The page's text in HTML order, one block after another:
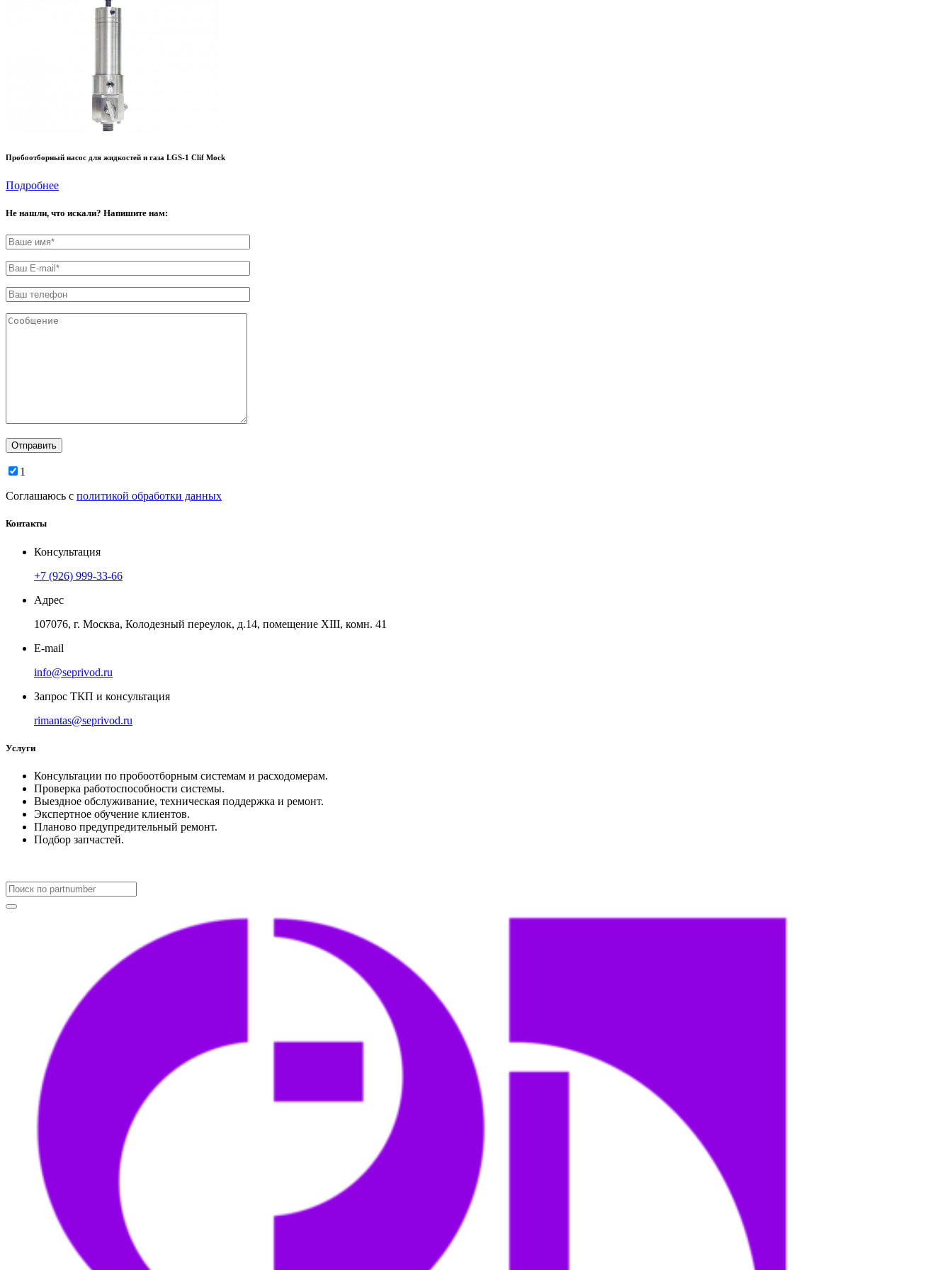
Пробоотборный насос для жидкостей и газа LGS-1 Clif Mock
Подробнее
Не нашли, что искали? Напишите нам:
1
Соглашаюсь с политикой обработки данных
Контакты
Консультация
+7 (926) 999-33-66
Адрес
107076, г. Москва, Колодезный переулок, д.14, помещение ХIII, комн. 41
E-mail
info@seprivod.ru
Запрос ТКП и консультация
rimantas@seprivod.ru
Услуги
Консультации по пробоотборным системам и расходомерам.
Проверка работоспособности системы.
Выездное обслуживание, техническая поддержка и ремонт.
Экспертное обучение клиентов.
Планово предупредительный ремонт.
Подбор запчастей.